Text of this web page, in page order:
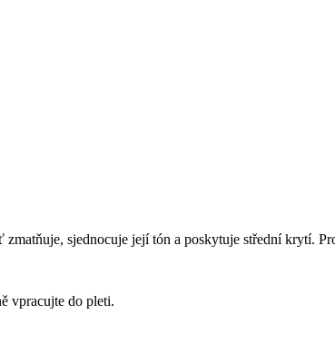
sjednocuje její tón a poskytuje střední krytí.
vpracujte do pleti.